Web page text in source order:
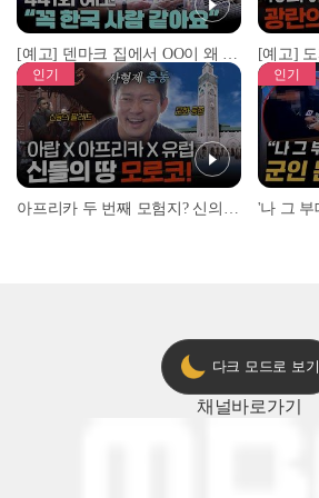
[예고] 덴마크 집에서 OO이 왜 나와...? 이상할 정도로 한국을 사랑하는 우리 형을 제보합니다!
인기
아프리카 두 번째 모험지? 신의 땅 ‘모로코’✈️ l #위대한가이드3 l #MBCevery1 l EP.9
인기
다크 모드로 보기
채널바로가기